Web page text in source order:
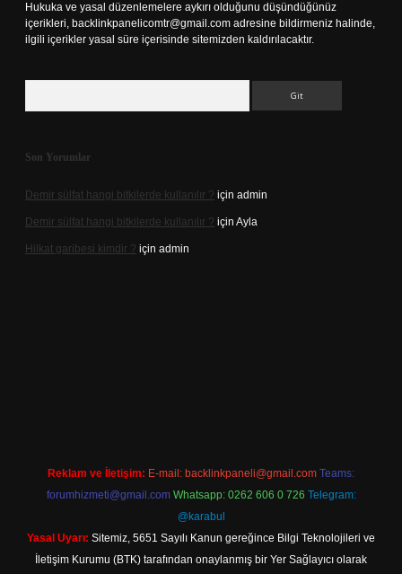
Hukuka ve yasal düzenlemelere aykırı olduğunu düşündüğünüz
içerikleri, backlinkpanelicomtr@gmail.com adresine bildirmeniz halinde,
ilgili içerikler yasal süre içerisinde sitemizden kaldırılacaktır.
Son Yorumlar
Demir sülfat hangi bitkilerde kullanılır ? için admin
Demir sülfat hangi bitkilerde kullanılır ? için Ayla
Hilkat garibesi kimdir ? için admin
Reklam ve İletişim: E-mail: backlinkpaneli@gmail.com Teams:
forumhizmeti@gmail.com Whatsapp: 0262 606 0 726 Telegram:
@karabul
Yasal Uyarı: Sitemiz, 5651 Sayılı Kanun gereğince Bilgi Teknolojileri ve
İletişim Kurumu (BTK) tarafından onaylanmış bir Yer Sağlayıcı olarak